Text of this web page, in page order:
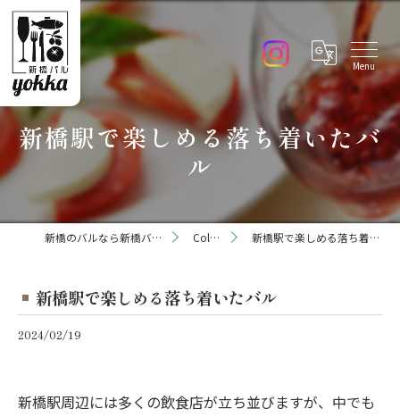
新橋駅で楽しめる落ち着いたバ
ル
新橋のバルなら新橋バル yokka Column 新橋駅で楽しめる落ち着いたバル
新橋駅で楽しめる落ち着いたバル
2024/02/19
新橋駅周辺には多くの飲食店が立ち並びますが、中でも